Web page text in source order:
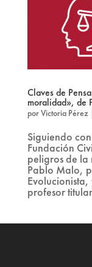
Claves de
moralidad», de
porVictoria Pérez|
Siguiendo
Fundación
peligros de
Pablo Malo,
profesor